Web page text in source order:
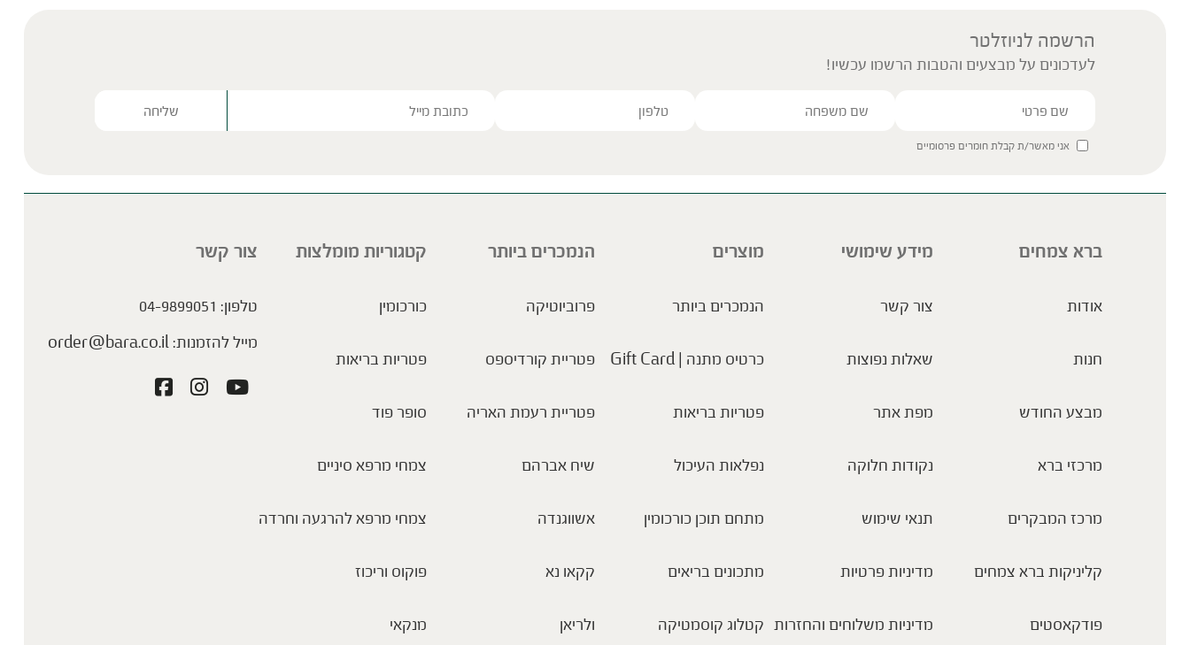
הרשמה לניוזלטר
לעדכונים על מבצעים והטבות הרשמו עכשיו!
אני מאשר/ת קבלת חומרים פרסומיים
ברא צמחים
אודות
חנות
מבצע החודש
מרכזי ברא
מרכז המבקרים
קליניקות ברא צמחים
פודקאסטים
מידע שימושי
צור קשר
שאלות נפוצות
מפת אתר
נקודות חלוקה
תנאי שימוש
מדיניות פרטיות
מדיניות משלוחים והחזרות
מוצרים
הנמכרים ביותר
כרטיס מתנה | Gift Card
פטריות בריאות
נפלאות העיכול
מתחם תוכן כורכומין
מתכונים בריאים
קטלוג קוסמטיקה
הנמכרים ביותר
פרוביוטיקה
פטריית קורדיספס
פטריית רעמת האריה
שיח אברהם
אשווגנדה
קקאו נא
ולריאן
קטגוריות מומלצות
כורכומין
פטריות בריאות
סופר פוד
צמחי מרפא סיניים
צמחי מרפא להרגעה וחרדה
פוקוס וריכוז
מנקאי
צור קשר
טלפון: 04-9899051
מייל להזמנות:order@bara.co.il